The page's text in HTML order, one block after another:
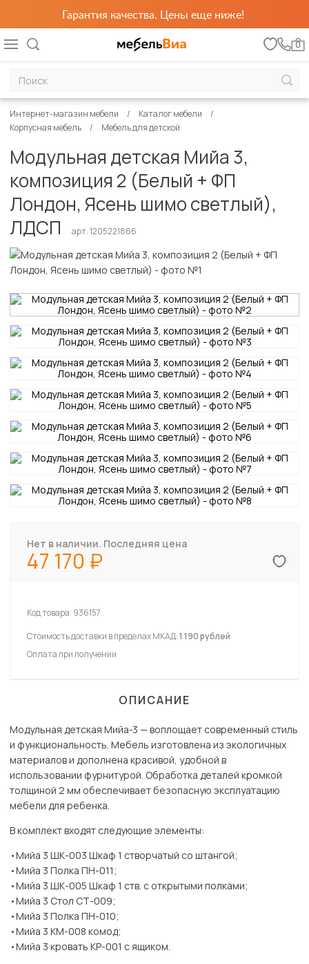
Гарантия качества. Цены еще ниже!
0
Интернет-магазин мебели
Каталог мебели
Корпусная мебель
Мебель для детской
Модульная детская Мийа 3,
композиция 2 (Белый + ФП
Лондон, Ясень шимо светлый),
ЛДСП
арт. 1205221866
Нет в наличии. Последняя цена
47 170
Код товара: 936157
Стоимость доставки в пределах МКАД:1 190 рублей
Оплата при получении
ОПИСАНИЕ
Модульная детская Мийа-3 — воплощает современный стиль
и функциональность. Мебель изготовлена из экологичных
материалов и дополнена красивой, удобной в
использовании фурнитурой. Обработка деталей кромкой
толщиной 2 мм обеспечивает безопасную эксплуатацию
мебели для ребенка.
В комплект входят следующие элементы:
•Мийа 3 ШК-003 Шкаф 1 створчатый со штангой;
•Мийа 3 Полка ПН-011;
•Мийа 3 ШК-005 Шкаф 1 ств. с открытыми полками;
•Мийа 3 Стол СТ-009;
•Мийа 3 Полка ПН-010;
•Мийа 3 КМ-008 комод;
•Мийа 3 кровать КР-001 с ящиком.